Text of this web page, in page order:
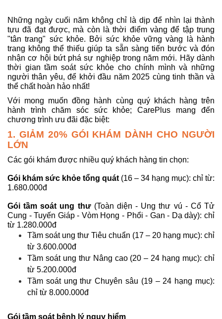
Những ngày cuối năm không chỉ là dịp để nhìn lại thành
tựu đã đạt được, mà còn là thời điểm vàng để tập trung
"tân trang" sức khỏe. Bởi sức khỏe vững vàng là hành
trang không thể thiếu giúp ta sẵn sàng tiến bước và đón
nhận cơ hội bứt phá sự nghiệp trong năm mới. Hãy dành
thời gian tầm soát sức khỏe cho chính mình và những
người thân yêu, để khởi đầu năm 2025 cùng tinh thần và
thể chất hoàn hảo nhất!
Với mong muốn đồng hành cùng quý khách hàng trên
hành trình chăm sóc sức khỏe; CarePlus mang đến
chương trình ưu đãi đặc biệt:
1. GIẢM 20% GÓI KHÁM DÀNH CHO NGƯỜI
LỚN
Các gói khám được nhiều quý khách hàng tin chọn:
Gói khám sức khỏe tổng quát (16 – 34 hạng mục): chỉ từ:
1.680.000đ
Gói tầm soát ung thư(Toàn diện - Ung thư vú - Cổ Tử
Cung - Tuyến Giáp - Vòm Họng - Phổi - Gan - Dạ dày): chỉ
từ 1.280.000đ
Tầm soát ung thư Tiêu chuẩn (17 – 20 hạng mục): chỉ
từ 3.600.000đ
Tầm soát ung thư Nâng cao (20 – 24 hạng mục): chỉ
từ 5.200.000đ
Tầm soát ung thư Chuyên sâu (19 – 24 hạng mục):
chỉ từ 8.000.000đ
Gói tầm soát bệnh lý nguy hiểm